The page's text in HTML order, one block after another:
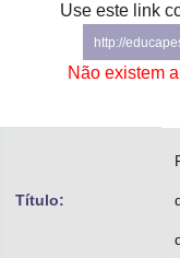
Gabinete de Segurança
Use este link
http://
Não existem
Título: